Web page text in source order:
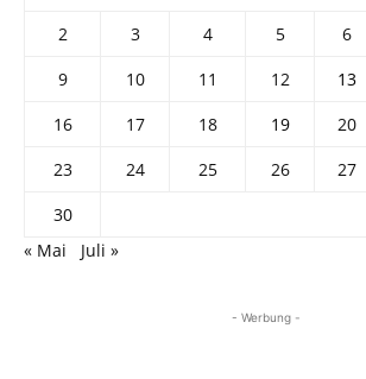
2
3 4 5 6
9
10 11 12 13
16
17 18 19 20
23
24 25 26 27
30
« Mai
Juli »
- Werbung -